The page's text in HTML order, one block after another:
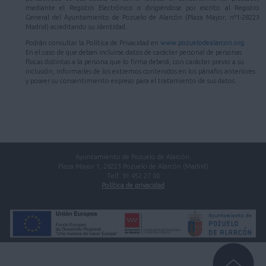
mediante el Registro Electrónico o dirigiéndose por escrito al Registro
General del Ayuntamiento de Pozuelo de Alarcón (Plaza Mayor, nº1-28223
Madrid) acreditando su identidad.
Podrán consultar la Política de Privacidad en www.pozuelodealarcon.org
En el caso de que deban incluirse datos de carácter personal de personas
físicas distintas a la persona que lo firma deberá, con carácter previo a su
inclusión, informarles de los extremos contenidos en los párrafos anteriores
y poseer su consentimiento expreso para el tratamiento de sus datos.
Ayuntamiento de Pozuelo de Alarcón.
Plaza Mayor 1, 28223 Pozuelo de Alarcón (Madrid)
Telf. 91 452 27 00
Política de privacidad